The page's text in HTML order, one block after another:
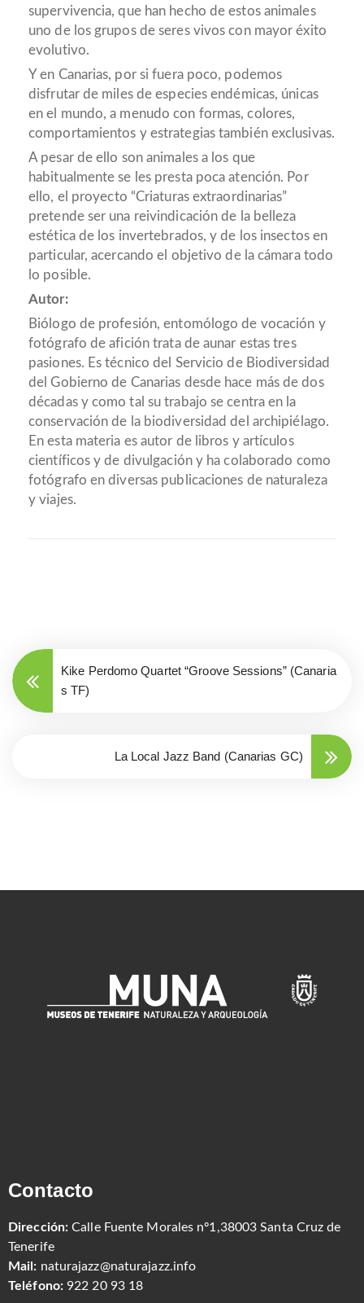
supervivencia, que han hecho de estos animales
uno de los grupos de seres vivos con mayor éxito
evolutivo.
Y en Canarias, por si fuera poco, podemos
disfrutar de miles de especies endémicas, únicas
en el mundo, a menudo con formas, colores,
comportamientos y estrategias también exclusivas.
A pesar de ello son animales a los que
habitualmente se les presta poca atención. Por
ello, el proyecto “Criaturas extraordinarias”
pretende ser una reivindicación de la belleza
estética de los invertebrados, y de los insectos en
particular, acercando el objetivo de la cámara todo
lo posible.
Autor:
Biólogo de profesión, entomólogo de vocación y
fotógrafo de afición trata de aunar estas tres
pasiones. Es técnico del Servicio de Biodiversidad
del Gobierno de Canarias desde hace más de dos
décadas y como tal su trabajo se centra en la
conservación de la biodiversidad del archipiélago.
En esta materia es autor de libros y artículos
científicos y de divulgación y ha colaborado como
fotógrafo en diversas publicaciones de naturaleza
y viajes.
Kike Perdomo Quartet “Groove Sessions” (Canaria
s TF)
La Local Jazz Band (Canarias GC)
Contacto
Dirección: Calle Fuente Morales nº1,38003 Santa Cruz de
Tenerife
Mail: naturajazz@naturajazz.info
Teléfono: 922 20 93 18